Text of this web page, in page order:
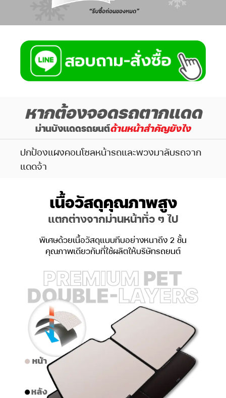
หากต้องจอดรถตากแดด
ม่านบังแดดรถยนต์ด้านหน้าสำคัญยังไง
ปกป้องแผงคอนโซลหน้ารถและพวงมาลับรถจาก
แดดจ้า
เนื้อวัสดุคุณภาพสูง
แตกต่างจากม่านหน้าทั่ว ๆ ไป
พิเศษด้วยเนื้อวัสดุแบบทึบอย่างหนาถึง 2 ชั้น
คุณภาพเดียวกับที่ใช้ผลิตให้บริษัทรถยนต์